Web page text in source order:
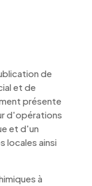
de
et de
présente
d'opérations
et d'un
locales ainsi
à